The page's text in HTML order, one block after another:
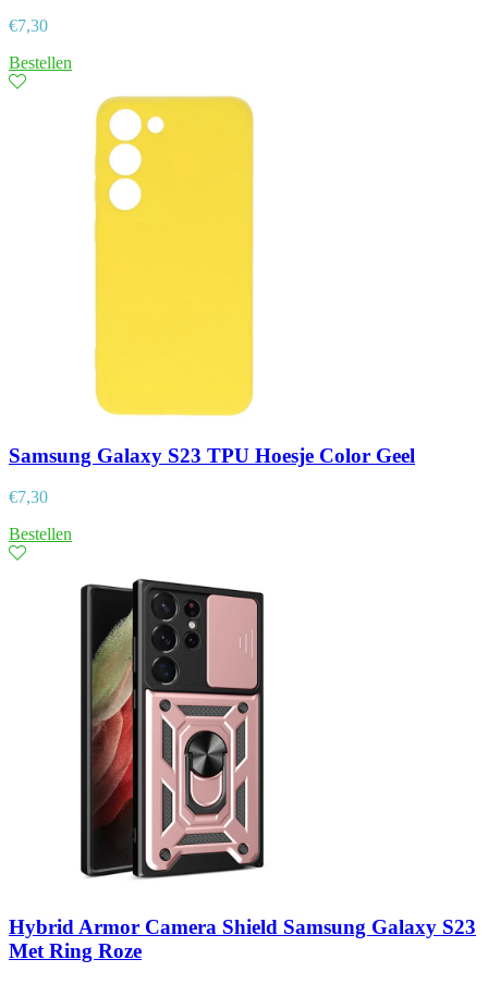
€7,30
Bestellen
Samsung Galaxy S23 TPU Hoesje Color Geel
€7,30
Bestellen
Hybrid Armor Camera Shield Samsung Galaxy S23
Met Ring Roze